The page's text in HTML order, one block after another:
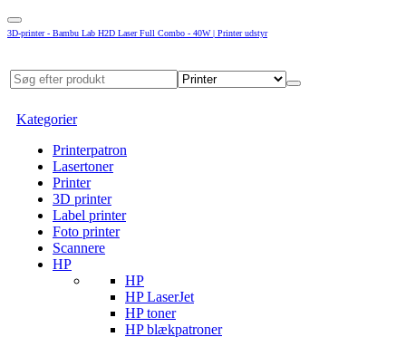
3D-printer - Bambu Lab H2D Laser Full Combo - 40W | Printer udstyr
Kategorier
Printerpatron
Lasertoner
Printer
3D printer
Label printer
Foto printer
Scannere
HP
HP
HP LaserJet
HP toner
HP blækpatroner